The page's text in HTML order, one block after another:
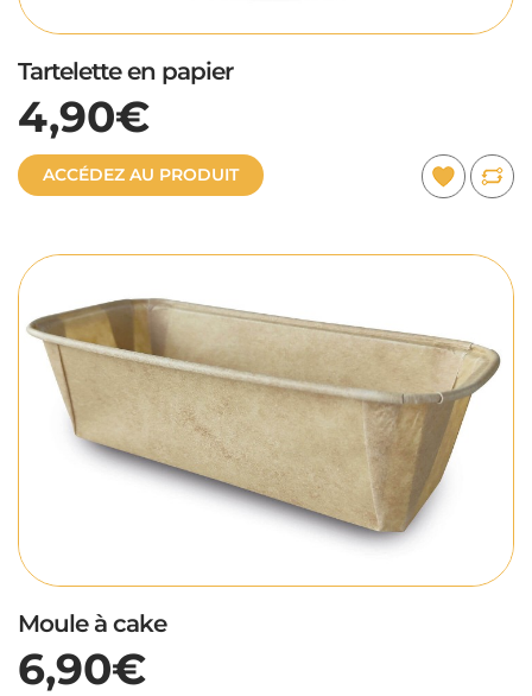
Tartelette en papier
4,90€
ACCÉDEZ AU PRODUIT
Moule à cake
6,90€